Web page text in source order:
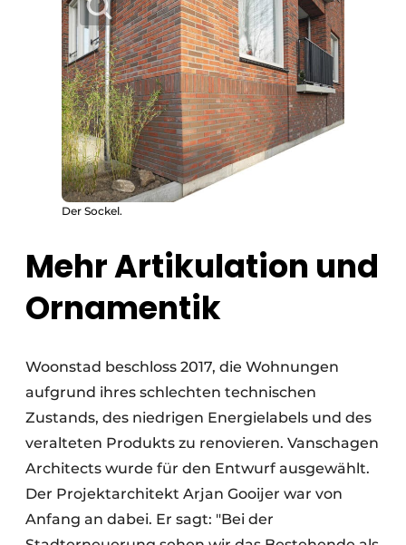
Der Sockel.
Mehr Artikulation und
Ornamentik
Woonstad beschloss 2017, die Wohnungen
aufgrund ihres schlechten technischen
Zustands, des niedrigen Energielabels und des
veralteten Produkts zu renovieren. Vanschagen
Architects wurde für den Entwurf ausgewählt.
Der Projektarchitekt Arjan Gooijer war von
Anfang an dabei. Er sagt: "Bei der